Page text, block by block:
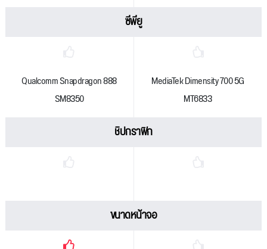
ซีพียู
Qualcomm Snapdragon 888
SM8350
MediaTek Dimensity 700 5G
MT6833
ชิปกราฟิก
ขนาดหน้าจอ